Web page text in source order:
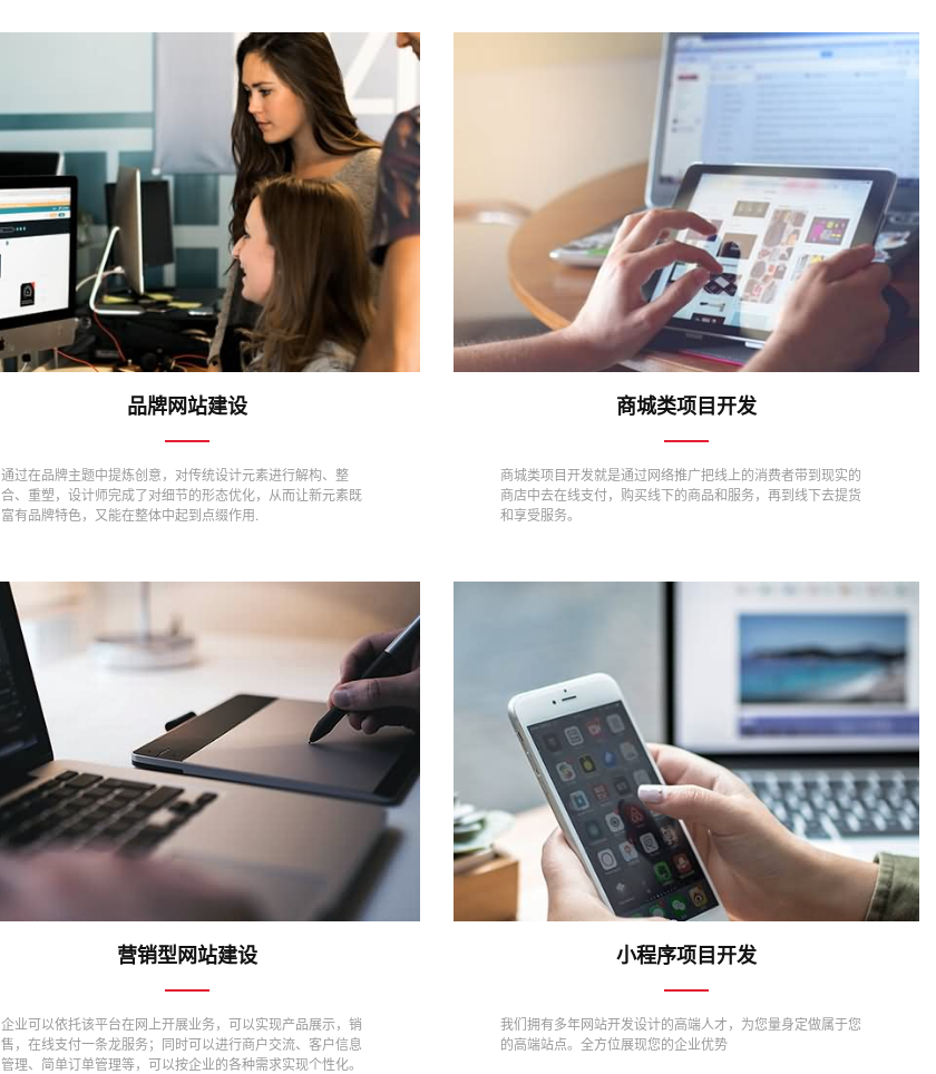
品牌网站建设
通过在品牌主题中提炼创意，对传统设计元素进行解构、整
合、重塑，设计师完成了对细节的形态优化，从而让新元素既
富有品牌特色，又能在整体中起到点缀作用.
营销型网站建设
企业可以依托该平台在网上开展业务，可以实现产品展示，销
售，在线支付一条龙服务；同时可以进行商户交流、客户信息
管理、简单订单管理等，可以按企业的各种需求实现个性化。
商城类项目开发
商城类项目开发就是通过网络推广把线上的消费者带到现实的
商店中去在线支付，购买线下的商品和服务，再到线下去提货
和享受服务。
小程序项目开发
我们拥有多年网站开发设计的高端人才，为您量身定做属于您
的高端站点。全方位展现您的企业优势